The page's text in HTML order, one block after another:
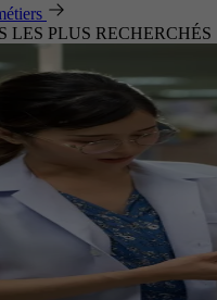
LES PLUS RECHERCHÉS